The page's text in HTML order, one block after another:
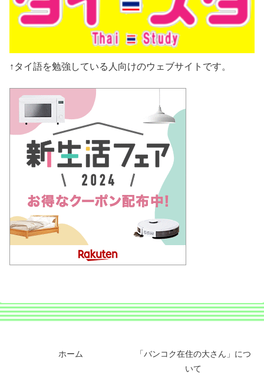
↑タイ語を勉強している人向けのウェブサイトです。
ホーム
「バンコク在住の大さん」につ
いて